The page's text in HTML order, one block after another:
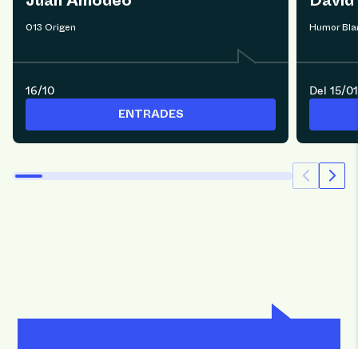
013 Origen
16/10
ENTRADES
Humor
Del 15/